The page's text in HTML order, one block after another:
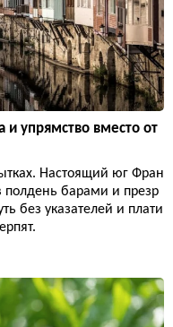
и упрямство вместо от
Настоящий юг Фран
барами и презр
без указателей и плати